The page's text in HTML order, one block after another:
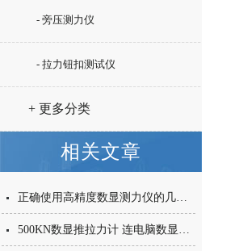
- 旁压测力仪
- 拉力钮扣测试仪
+ 更多分类
相关文章
正确使用高精度数显测力仪的几个要点
500KN数显推拉力计 连电脑数显推拉力计 便携内置传感器推拉力计价格